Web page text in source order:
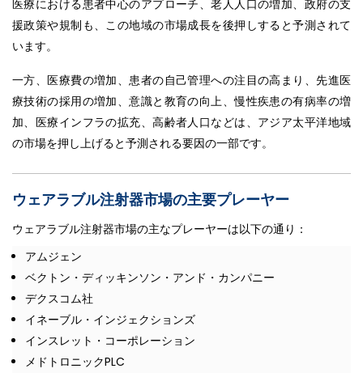
医療における患者中心のアプローチ、老人人口の増加、政府の支
援政策や規制も、この地域の市場成長を後押しすると予測されて
います。
一方、医療費の増加、患者の自己管理への注目の高まり、先進医
療技術の採用の増加、意識と教育の向上、慢性疾患の有病率の増
加、医療インフラの拡充、高齢者人口などは、アジア太平洋地域
の市場を押し上げると予測される要因の一部です。
ウェアラブル注射器市場の主要プレーヤー
ウェアラブル注射器市場の主なプレーヤーは以下の通り：
アムジェン
ベクトン・ディッキンソン・アンド・カンパニー
デクスコム社
イネーブル・インジェクションズ
インスレット・コーポレーション
メドトロニックPLC